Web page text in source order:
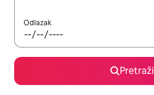
Odlazak
Pretraži